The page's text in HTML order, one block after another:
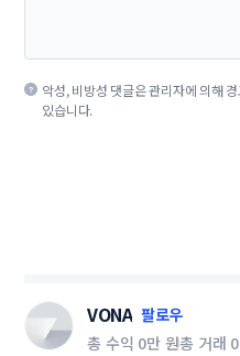
악성, 비방성 댓글은 관리자에 의해
있습니다.
VONA 팔로우
총 수익 0만 원총 거래